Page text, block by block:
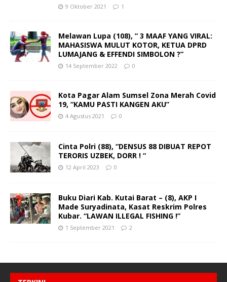
9 Oktober 2021 1
Melawan Lupa (108), ” 3 MAAF YANG VIRAL:
MAHASISWA MULUT KOTOR, KETUA DPRD
LUMAJANG & EFFENDI SIMBOLON ?”
14 September 2022 0
Kota Pagar Alam Sumsel Zona Merah Covid
19, “KAMU PASTI KANGEN AKU”
4 Agustus 2021 0
Cinta Polri (88), “DENSUS 88 DIBUAT REPOT
TERORIS UZBEK, DORR ! “
12 April 2023 0
Buku Diari Kab. Kutai Barat – (8), AKP I
Made Suryadinata, Kasat Reskrim Polres
Kubar. “LAWAN ILLEGAL FISHING !”
1 September 2021 2